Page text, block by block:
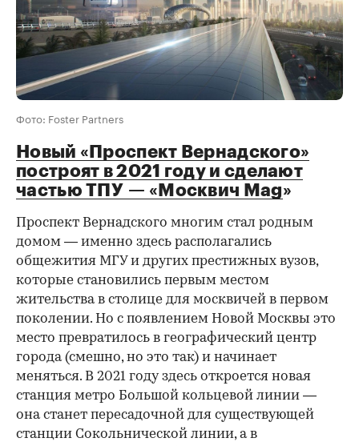
Фото: Foster Partners
Новый «Проспект Вернадского»
построят в 2021 году и сделают
частью ТПУ — «Москвич Mag»
Проспект Вернадского многим стал родным
домом — именно здесь располагались
общежития МГУ и других престижных вузов,
которые становились первым местом
жительства в столице для москвичей в первом
поколении. Но с появлением Новой Москвы это
место превратилось в географический центр
города (смешно, но это так) и начинает
меняться. В 2021 году здесь откроется новая
станция метро Большой кольцевой линии —
она станет пересадочной для существующей
станции Сокольнической линии, а в